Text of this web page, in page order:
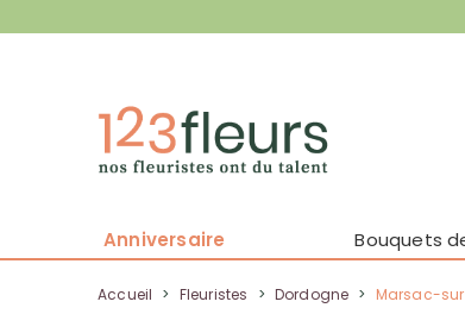
Anniversaire Bouquets
Accueil > Fleuristes > Dordogne > Marsac-